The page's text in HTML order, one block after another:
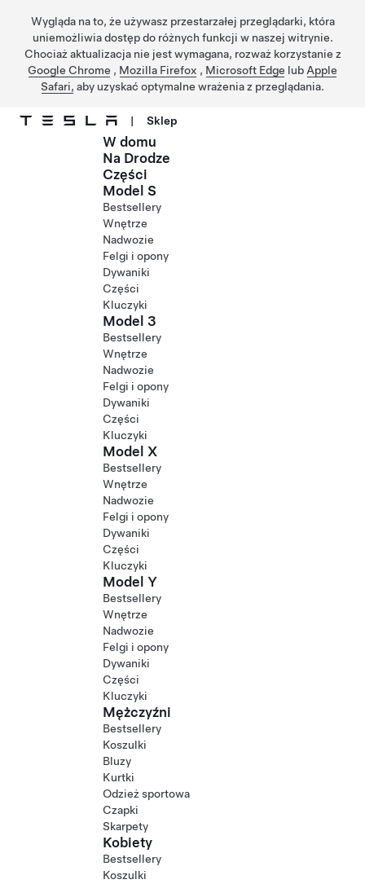
Wygląda na to, że używasz przestarzałej przeglądarki, która
uniemożliwia dostęp do różnych funkcji w naszej witrynie.
Chociaż aktualizacja nie jest wymagana, rozważ korzystanie z
Google Chrome , Mozilla Firefox , Microsoft Edge lub Apple
Safari, aby uzyskać optymalne wrażenia z przeglądania.
Przejdź do głównej zawartości
| Sklep
W domu
Na Drodze
Części
Model S
Bestsellery
Wnętrze
Nadwozie
Felgi i opony
Dywaniki
Części
Kluczyki
Model 3
Bestsellery
Wnętrze
Nadwozie
Felgi i opony
Dywaniki
Części
Kluczyki
Model X
Bestsellery
Wnętrze
Nadwozie
Felgi i opony
Dywaniki
Części
Kluczyki
Model Y
Bestsellery
Wnętrze
Nadwozie
Felgi i opony
Dywaniki
Części
Kluczyki
Mężczyźni
Bestsellery
Koszulki
Bluzy
Kurtki
Odzież sportowa
Czapki
Skarpety
Kobiety
Bestsellery
Koszulki